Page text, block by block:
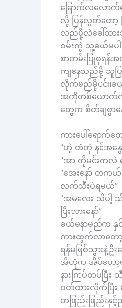
ခြောက်လလောက်
လို့ ပြန်လွှတ်တော့
လည်ဖို့လဲခေါ်ထာ
ဝမ်းကွဲ သူ့ခယ်မပ
စာတမ်းပြုစုရန်
ကျနေသည်မို့ သူပ
လိုက်မည်မို့ပင်။ခ
အကိုတစ်ယောက်
တွေက စိတ်ချစွာ
ကားပေါ်ရောက်
”ဟဲ့ တုံတုံ နင်အနွေ
”အာ ကိုမင်းကလဲ
”အေးနော် တကယ်အ
လက်သီးပဲရမယ်”
”အမလေး သိပါ့
ပြီးသားနော်”
ခယ်မနာမည်က နှင်
ကားထွက်လာတော့
ရန်မဖြစ်သွားနဲ့
အိတုံက အိပ်တော့
နားကြပ်တပ်ပြီ
ဝတ်ထားလိုက်ပြီ
တဖြည်းဖြည်း